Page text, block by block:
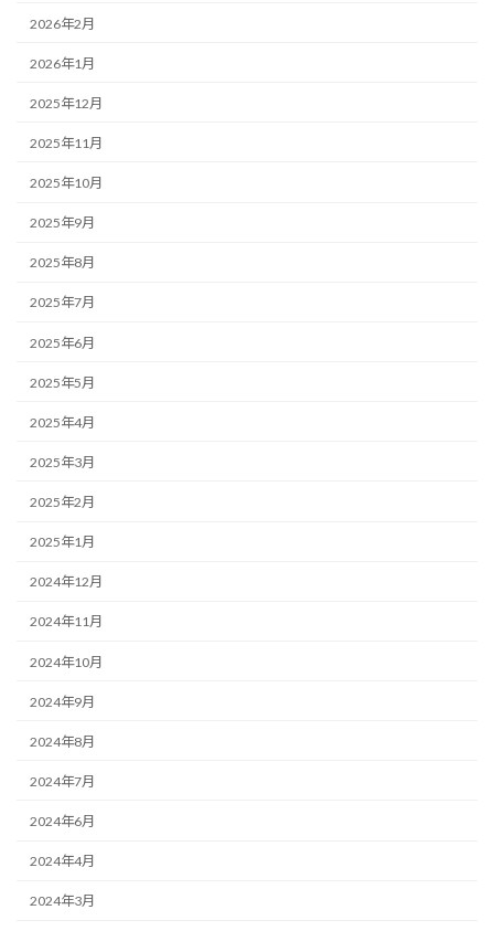
2026年2月
2026年1月
2025年12月
2025年11月
2025年10月
2025年9月
2025年8月
2025年7月
2025年6月
2025年5月
2025年4月
2025年3月
2025年2月
2025年1月
2024年12月
2024年11月
2024年10月
2024年9月
2024年8月
2024年7月
2024年6月
2024年4月
2024年3月